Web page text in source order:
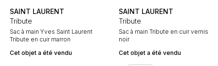
SAINT LAURENT
Tribute
Sac à main Yves Saint Laurent
Tribute en cuir marron
Cet objet a été vendu
SAINT LAURENT
Tribute
Sac à main Tribute en cuir vernis
noir
Cet objet a été vendu